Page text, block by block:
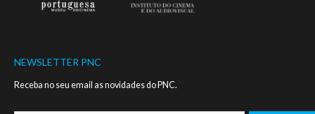
NEWSLETTER PNC
Receba no seu email as novidades do PNC.